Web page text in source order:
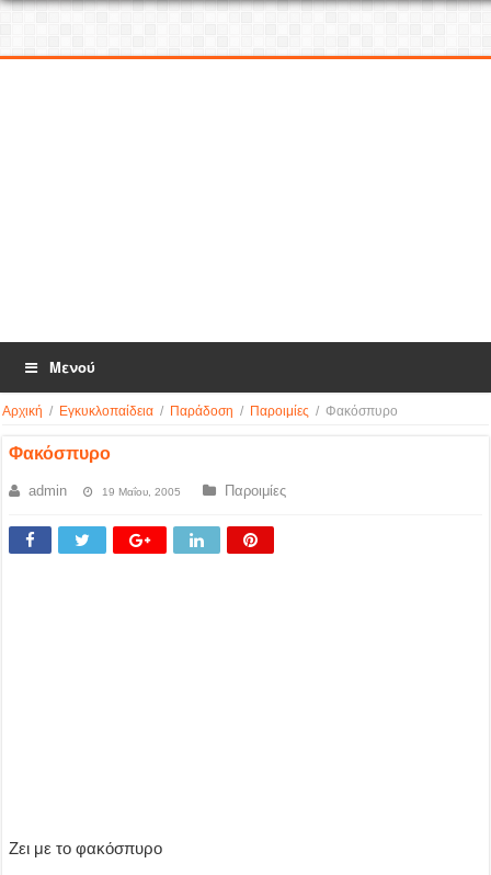
Μενού
Αρχική / Εγκυκλοπαίδεια / Παράδοση / Παροιμίες / Φακόσπυρο
Φακόσπυρο
admin 19 Μαΐου, 2005 Παροιμίες
Ζει με το φακόσπυρο